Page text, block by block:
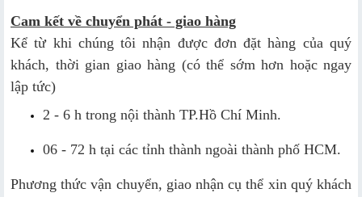
Cam kết về chuyển phát - giao hàng
Kể từ khi chúng tôi nhận được đơn đặt hàng của quý
khách, thời gian giao hàng (có thể sớm hơn hoặc ngay
lập tức)
2 - 6 h trong nội thành TP.Hồ Chí Minh.
06 - 72 h tại các tỉnh thành ngoài thành phố HCM.
Phương thức vận chuyển, giao nhận cụ thể xin quý khách